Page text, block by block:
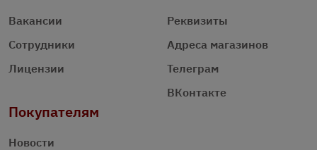
Вакансии
Сотрудники
Лицензии
Реквизиты
Адреса магазинов
Телеграм
ВКонтакте
Покупателям
Новости